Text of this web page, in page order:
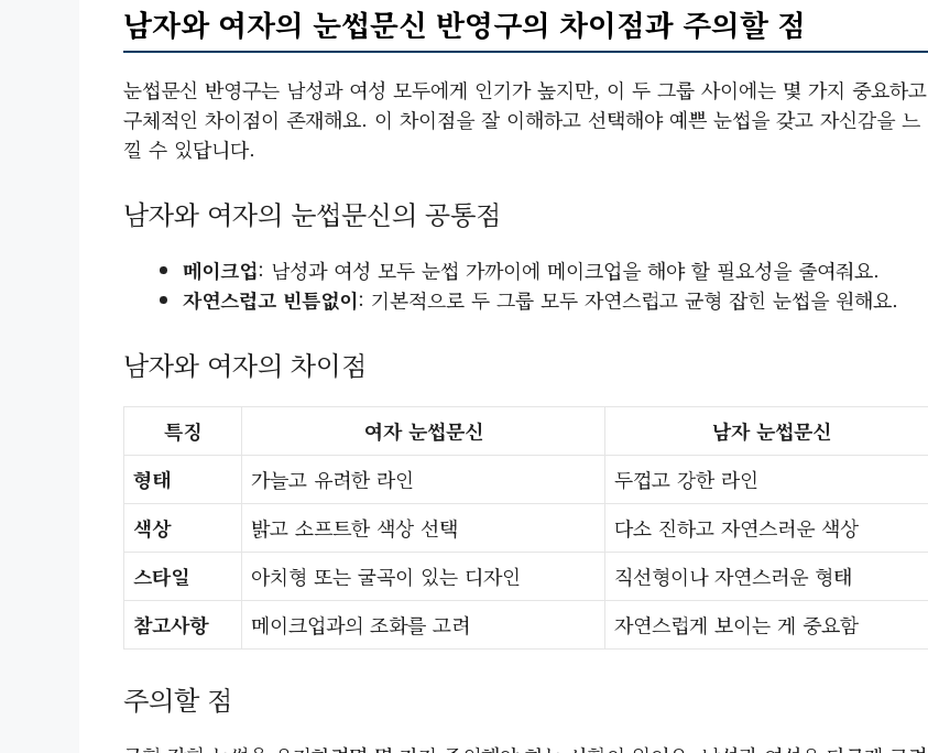
남자와 여자의 눈썹문신 반영구의 차이점과 주의할 점
눈썹문신 반영구는 남성과 여성 모두에게 인기가 높지만, 이 두 그룹 사이에는 몇 가지 중요하고
구체적인 차이점이 존재해요. 이 차이점을 잘 이해하고 선택해야 예쁜 눈썹을 갖고 자신감을 느
낄 수 있답니다.
남자와 여자의 눈썹문신의 공통점
메이크업: 남성과 여성 모두 눈썹 가까이에 메이크업을 해야 할 필요성을 줄여줘요.
자연스럽고 빈틈없이: 기본적으로 두 그룹 모두 자연스럽고 균형 잡힌 눈썹을 원해요.
남자와 여자의 차이점
특징 여자 눈썹문신
남자 눈썹문신
형태
가늘고 유려한 라인
두껍고 강한 라인
색상
밝고 소프트한 색상 선택
다소 진하고 자연스러운 색상
스타일
아치형 또는 굴곡이 있는 디자인
직선형이나 자연스러운 형태
참고사항
메이크업과의 조화를 고려 자연스럽게 보이는 게 중요함
주의할 점